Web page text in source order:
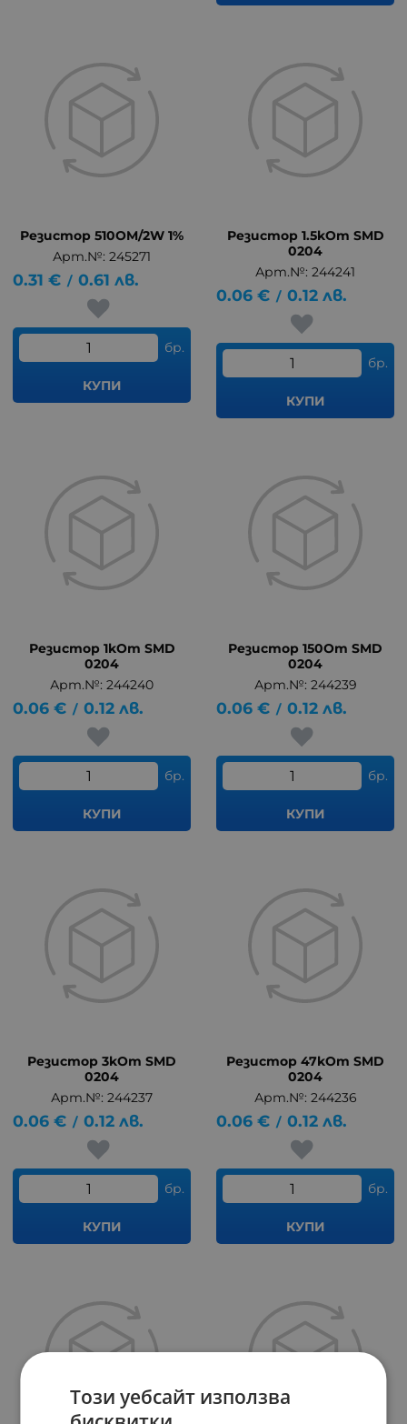
Резистор 510OM/2W 1%
Арт.№: 245271
0.31 € / 0.61 лв.
бр.
КУПИ
Резистор 1.5kOm SMD
0204
Арт.№: 244241
0.06 € / 0.12 лв.
бр.
КУПИ
Резистор 1kOm SMD
0204
Арт.№: 244240
0.06 € / 0.12 лв.
бр.
КУПИ
Резистор 150Om SMD
0204
Арт.№: 244239
0.06 € / 0.12 лв.
бр.
КУПИ
Резистор 3kOm SMD
0204
Арт.№: 244237
0.06 € / 0.12 лв.
бр.
КУПИ
Резистор 47kOm SMD
0204
Арт.№: 244236
0.06 € / 0.12 лв.
бр.
КУПИ
Този уебсайт използва